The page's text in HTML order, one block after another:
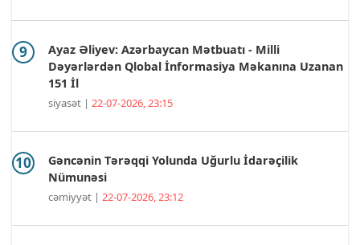
Ayaz Əliyev: Azərbaycan Mətbuatı - Milli
Dəyərlərdən Qlobal İnformasiya Məkanına Uzanan
151 İl
siyasət | 22-07-2026, 23:15
Gəncənin Tərəqqi Yolunda Uğurlu İdarəçilik
Nümunəsi
cəmiyyət | 22-07-2026, 23:12